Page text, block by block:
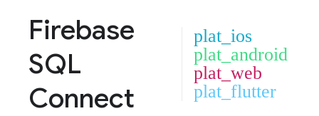
Firebase
SQL
Connect
plat_ios
plat_android
plat_web
plat_flutter